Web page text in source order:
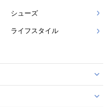
シューズ
ライフスタイル